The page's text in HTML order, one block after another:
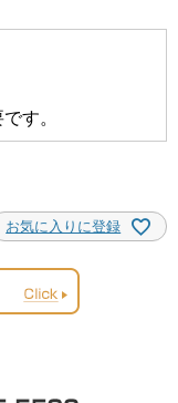
す。
お気に入りに登録